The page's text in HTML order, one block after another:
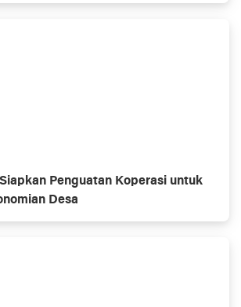
Penguatan Koperasi untuk
Desa